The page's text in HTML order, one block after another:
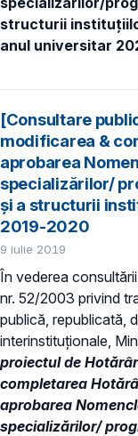
structurii
anul universitar
[Consultare
modificarea &
aprobarea
specializărilor/
şi a structurii
2019-2020
9 iulie 2019
În vederea
nr. 52/2003 privind
publică, republicată,
interinstituționale,
proiectul de
completarea
aprobarea
specializărilor/